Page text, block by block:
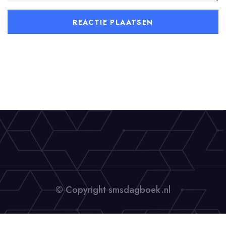
© Copyright smsdagboek.nl